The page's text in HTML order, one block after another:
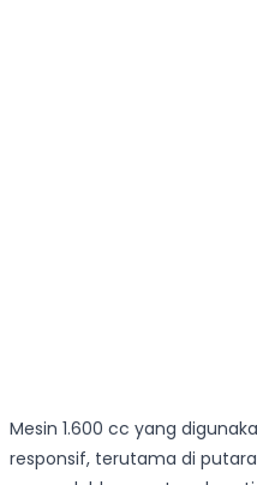
Mesin 1.600 cc yang
responsif, terutama di